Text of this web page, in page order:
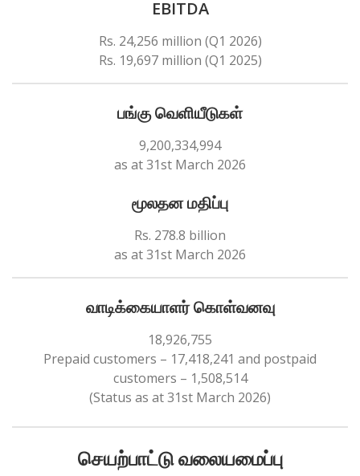
EBITDA
Rs. 24,256 million (Q1 2026)
Rs. 19,697 million (Q1 2025)
பங்கு வெளியீடுகள்
9,200,334,994
as at 31st March 2026
மூலதன மதிப்பு
Rs. 278.8 billion
as at 31st March 2026
வாடிக்கையாளர் கொள்வனவு
18,926,755
Prepaid customers – 17,418,241 and postpaid
customers – 1,508,514
(Status as at 31st March 2026)
செயற்பாட்டு வலையமைப்பு